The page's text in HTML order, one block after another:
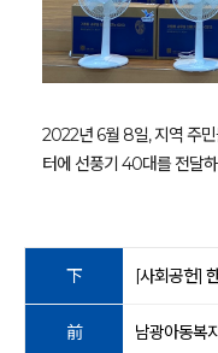
2022년 6월 8일, 지역 주
터에 선풍기 40대를 전달
下
前 남광아동복